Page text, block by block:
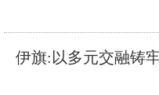
伊旗:以多元交融铸